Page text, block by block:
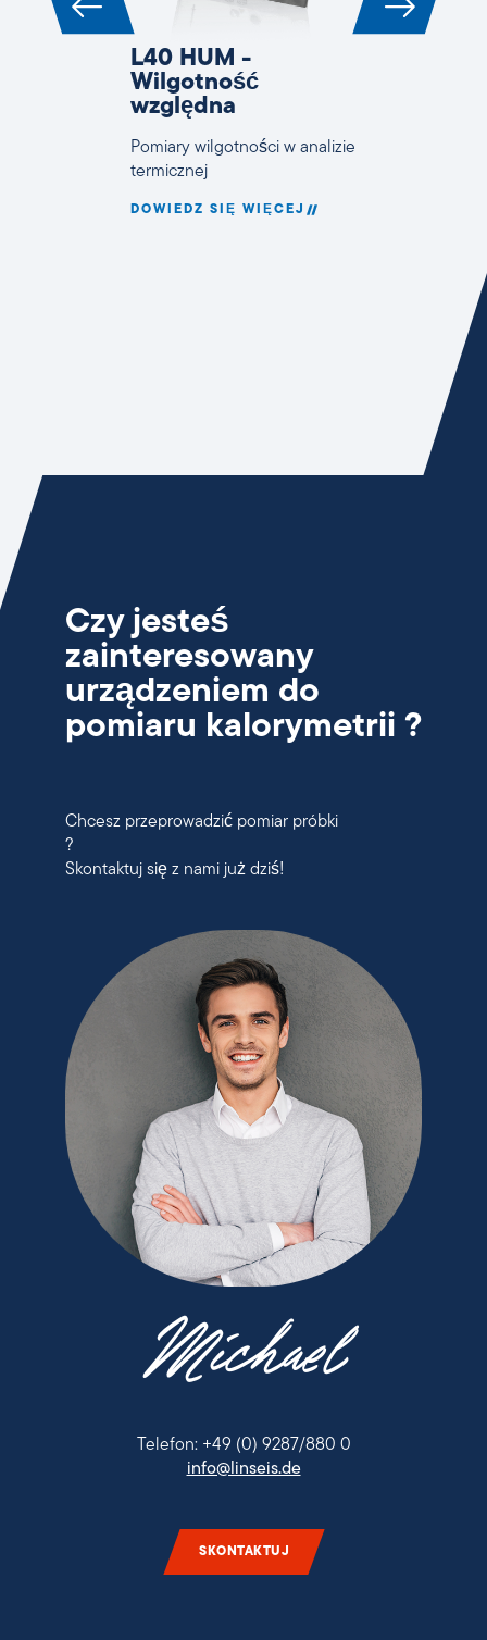
L40 HUM -
Wilgotność
względna
Pomiary wilgotności w analizie
termicznej
DOWIEDZ SIĘ WIĘCEJ
Czy jesteś
zainteresowany
urządzeniem do
pomiaru kalorymetrii ?
Chcesz przeprowadzić pomiar próbki
?
Skontaktuj się z nami już dziś!
Michael
Telefon: +49 (0) 9287/880 0
info@linseis.de
SKONTAKTUJ